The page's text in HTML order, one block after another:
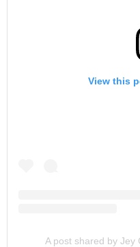
View this
A post shared by Jey